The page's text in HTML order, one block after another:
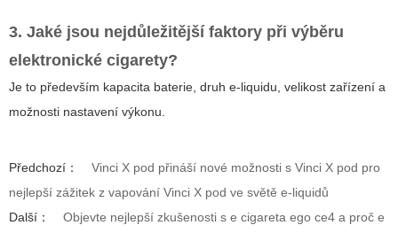
3. Jaké jsou nejdůležitější faktory při výběru
elektronické cigarety?
Je to především kapacita baterie, druh e-liquidu, velikost zařízení a
možnosti nastavení výkonu.
Předchozí：
Vinci X pod přináší nové možnosti s Vinci X pod pro
nejlepší zážitek z vapování Vinci X pod ve světě e-liquidů
Další：
Objevte nejlepší zkušenosti s e cigareta ego ce4 a proč e